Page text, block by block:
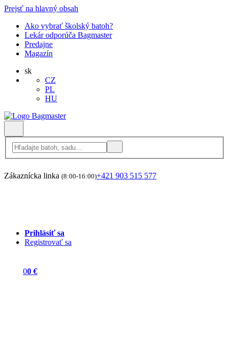
Prejsť na hlavný obsah
Ako vybrať školský batoh?
Lekár odporúča Bagmaster
Predajne
Magazín
sk
CZ
PL
HU
Zákaznícka linka (8:00-16:00)+421 903 515 577
Prihlásiť sa
Registrovať sa
00 €